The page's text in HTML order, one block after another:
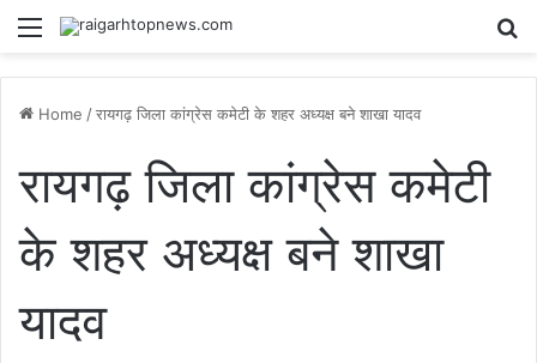
Menu
Home /रायगढ़ जिला कांग्रेस कमेटी के शहर अध्यक्ष बने शाखा यादव
रायगढ़ जिला कांग्रेस कमेटी
के शहर अध्यक्ष बने शाखा
यादव